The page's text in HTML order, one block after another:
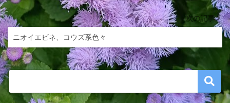
次の記事
ニオイエビネ、コウズ系色々